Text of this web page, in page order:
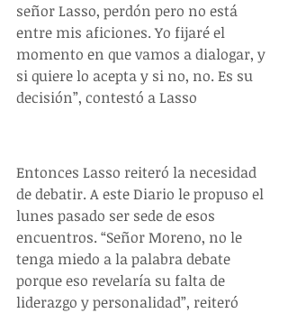
señor Lasso, perdón pero no está
entre mis aficiones. Yo fijaré el
momento en que vamos a dialogar, y
si quiere lo acepta y si no, no. Es su
decisión”, contestó a Lasso
Entonces Lasso reiteró la necesidad
de debatir. A este Diario le propuso el
lunes pasado ser sede de esos
encuentros. “Señor Moreno, no le
tenga miedo a la palabra debate
porque eso revelaría su falta de
liderazgo y personalidad”, reiteró